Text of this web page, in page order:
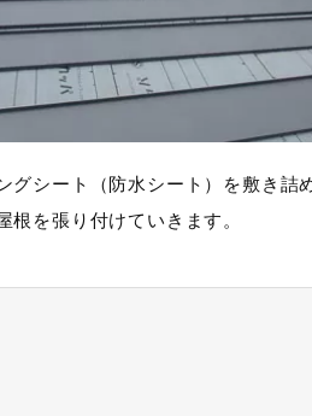
グシート（防水シート）を敷き詰
根を張り付けていきます。